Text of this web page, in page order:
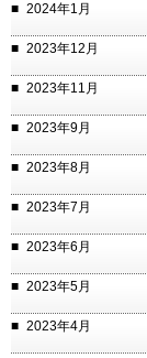
2024年1月
2023年12月
2023年11月
2023年9月
2023年8月
2023年7月
2023年6月
2023年5月
2023年4月